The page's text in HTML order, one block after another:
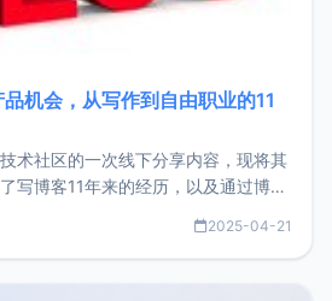
机会，从写作到自由职业的11
术社区的一次线下分享内容，现将其
写博客11年来的经历，以及通过博客
的真实数据和产品现状。自我介绍大
2025-04-21